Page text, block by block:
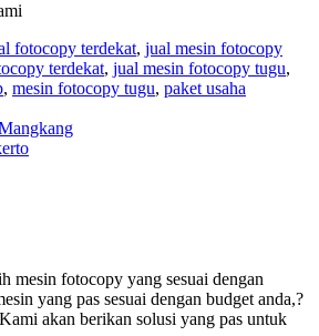
fotocopy terdekat, jual mesin fotocopy
terdekat, jual mesin fotocopy tugu,
, mesin fotocopy tugu, paket usaha
mesin fotocopy yang sesuai dengan
yang pas sesuai dengan budget anda,?
akan berikan solusi yang pas untuk